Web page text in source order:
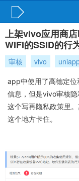
上架vivo应用商
WIFI的SSID的行
审核 vivo
app中使用了高德定位
信息，但是vivo审核
这个写再隐私政策里
这个地方卡住。